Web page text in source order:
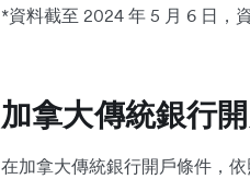
*資料截至 2024 年 5 月 6 日，
加拿大傳統銀行
在加拿大傳統銀行開戶條件，